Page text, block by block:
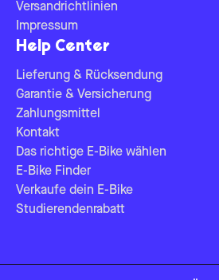
Versandrichtlinien
Impressum
Help Center
Lieferung & Rücksendung
Garantie & Versicherung
Zahlungsmittel
Kontakt
Das richtige E-Bike wählen
E-Bike Finder
Verkaufe dein E-Bike
Studierendenrabatt